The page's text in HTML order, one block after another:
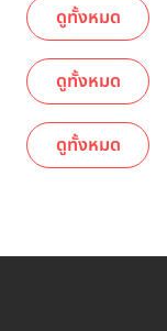
ดูทั้งหมด
ดูทั้งหมด
ดูทั้งหมด